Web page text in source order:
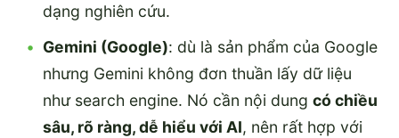
dạng nghiên cứu.
Gemini (Google): dù là sản phẩm của Google
nhưng Gemini không đơn thuần lấy dữ liệu
như search engine. Nó cần nội dung có chiều
sâu, rõ ràng, dễ hiểu với AI, nên rất hợp với